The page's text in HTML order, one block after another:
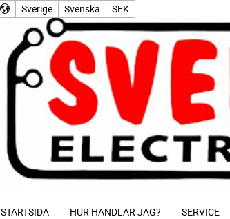
Sverige Svenska SEK
STARTSIDA HUR HANDLAR JAG? SERVICE